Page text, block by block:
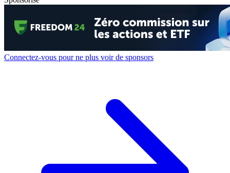
Connectez-vous pour ne plus voir de sponsors